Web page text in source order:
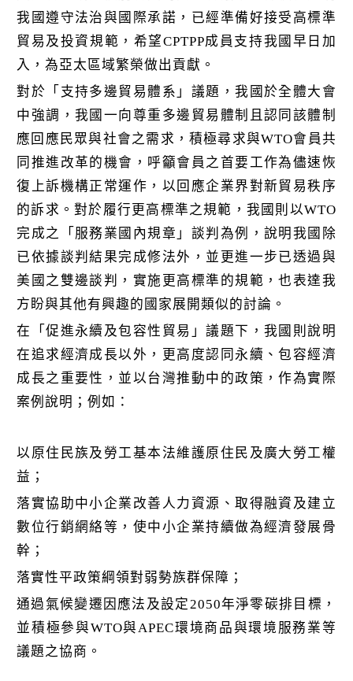
我國遵守法治與國際承諾，已經準備好接受高標準
貿易及投資規範，希望CPTPP成員支持我國早日加
入，為亞太區域繁榮做出貢獻。
對於「支持多邊貿易體系」議題，我國於全體大會
中強調，我國一向尊重多邊貿易體制且認同該體制
應回應民眾與社會之需求，積極尋求與WTO會員共
同推進改革的機會，呼籲會員之首要工作為儘速恢
復上訴機構正常運作，以回應企業界對新貿易秩序
的訴求。對於履行更高標準之規範，我國則以WTO
完成之「服務業國內規章」談判為例，說明我國除
已依據談判結果完成修法外，並更進一步已透過與
美國之雙邊談判，實施更高標準的規範，也表達我
方盼與其他有興趣的國家展開類似的討論。
在「促進永續及包容性貿易」議題下，我國則說明
在追求經濟成長以外，更高度認同永續、包容經濟
成長之重要性，並以台灣推動中的政策，作為實際
案例說明；例如：
以原住民族及勞工基本法維護原住民及廣大勞工權
益；
落實協助中小企業改善人力資源、取得融資及建立
數位行銷網絡等，使中小企業持續做為經濟發展骨
幹；
落實性平政策綱領對弱勢族群保障；
通過氣候變遷因應法及設定2050年淨零碳排目標，
並積極參與WTO與APEC環境商品與環境服務業等
議題之協商。